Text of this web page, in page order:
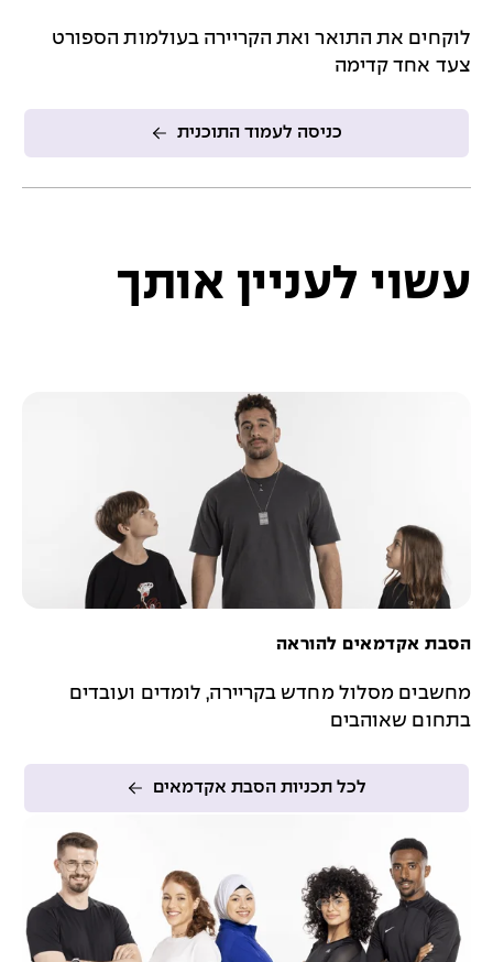
לוקחים את התואר ואת הקריירה בעולמות הספורט
צעד אחד קדימה
כניסה לעמוד התוכנית
עשוי לעניין אותך
הסבת אקדמאים להוראה
מחשבים מסלול מחדש בקריירה, לומדים ועובדים
בתחום שאוהבים
לכל תכניות הסבת אקדמאים